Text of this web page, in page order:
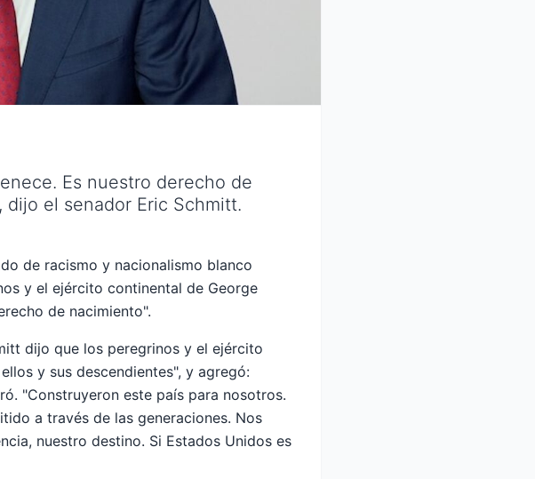
Es nuestro derecho de
el senador Eric Schmitt.
de racismo y nacionalismo blanco
y el ejército continental de George
de nacimiento".
dijo que los peregrinos y el ejército
y sus descendientes", y agregó:
"Construyeron este país para nosotros.
a través de las generaciones. Nos
nuestro destino. Si Estados Unidos es